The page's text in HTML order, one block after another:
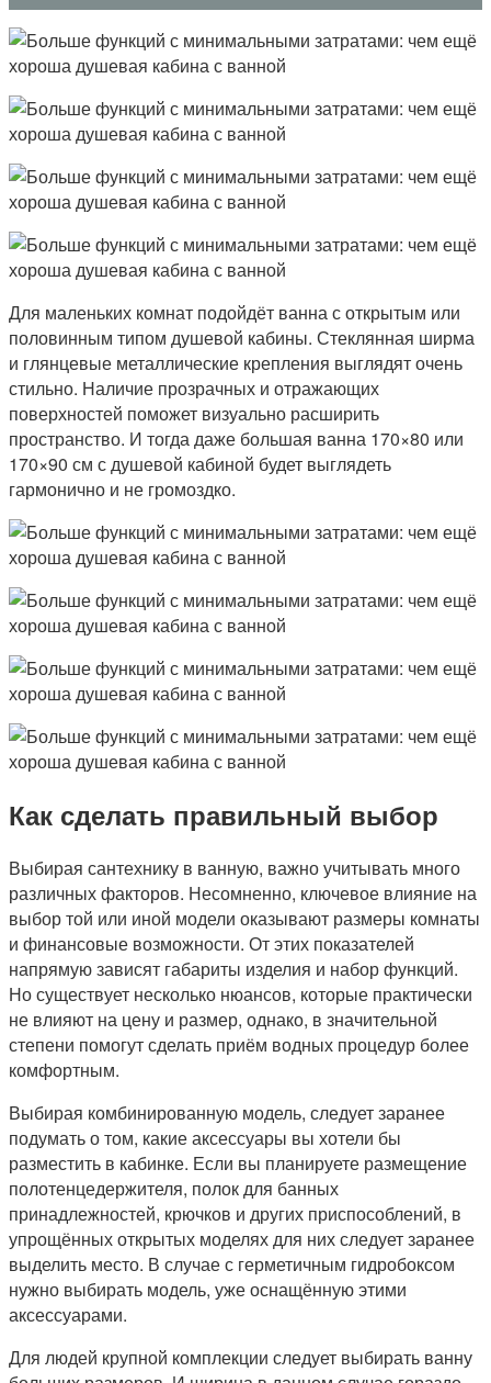
Для маленьких комнат подойдёт ванна с открытым или
половинным типом душевой кабины. Стеклянная ширма
и глянцевые металлические крепления выглядят очень
стильно. Наличие прозрачных и отражающих
поверхностей поможет визуально расширить
пространство. И тогда даже большая ванна 170×80 или
170×90 см с душевой кабиной будет выглядеть
гармонично и не громоздко.
Как сделать правильный выбор
Выбирая сантехнику в ванную, важно учитывать много
различных факторов. Несомненно, ключевое влияние на
выбор той или иной модели оказывают размеры комнаты
и финансовые возможности. От этих показателей
напрямую зависят габариты изделия и набор функций.
Но существует несколько нюансов, которые практически
не влияют на цену и размер, однако, в значительной
степени помогут сделать приём водных процедур более
комфортным.
Выбирая комбинированную модель, следует заранее
подумать о том, какие аксессуары вы хотели бы
разместить в кабинке. Если вы планируете размещение
полотенцедержителя, полок для банных
принадлежностей, крючков и других приспособлений, в
упрощённых открытых моделях для них следует заранее
выделить место. В случае с герметичным гидробоксом
нужно выбирать модель, уже оснащённую этими
аксессуарами.
Для людей крупной комплекции следует выбирать ванну